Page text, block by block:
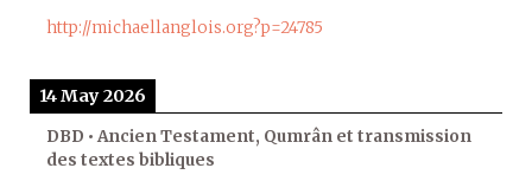
http://michaellanglois.org?p=24785
14 May 2026
DBD • Ancien Testament, Qumrân et transmission
des textes bibliques